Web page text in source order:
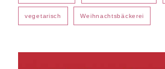
vegetarisch Weihnachtsbäckerei